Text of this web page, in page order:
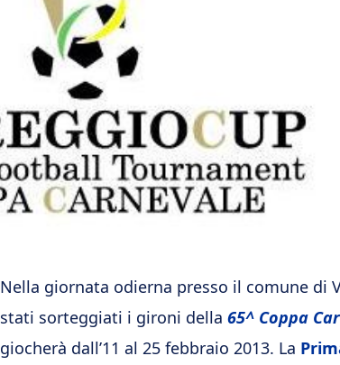
Nella giornata odierna presso il comune di
stati sorteggiati i gironi della 65^ Coppa
giocherà dall’11 al 25 febbraio 2013. La